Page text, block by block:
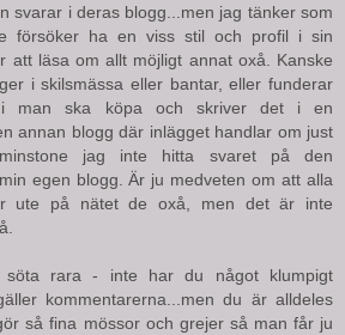
svarar i deras blogg...men jag tänker som
försöker ha en viss stil och profil i sin
att läsa om allt möjligt annat oxå. Kanske
i skilsmässa eller bantar, eller funderar
man ska köpa och skriver det i en
annan blogg där inlägget handlar om just
jag inte hitta svaret på den
egen blogg. Är ju medveten om att alla
ute på nätet de oxå, men det är inte
söta rara - inte har du något klumpigt
kommentarerna...men du är alldeles
så fina mössor och grejer så man får ju